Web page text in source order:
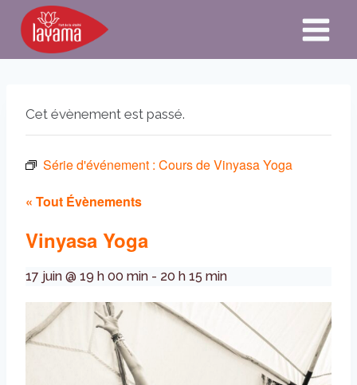
Aller
contenu
Cet évènement est passé.
Série d'événement : Cours de Vinyasa Yoga
« Tout Évènements
Vinyasa Yoga
17 juin @ 19 h 00 min - 20 h 15 min